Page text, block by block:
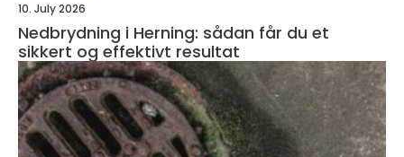
10. July 2026
Nedbrydning i Herning: sådan får du et
sikkert og effektivt resultat